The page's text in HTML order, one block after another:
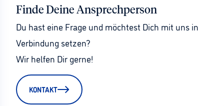
Finde Deine Ansprechperson
Du hast eine Frage und möchtest Dich mit uns in
Verbindung setzen?
Wir helfen Dir gerne!
KONTAKT